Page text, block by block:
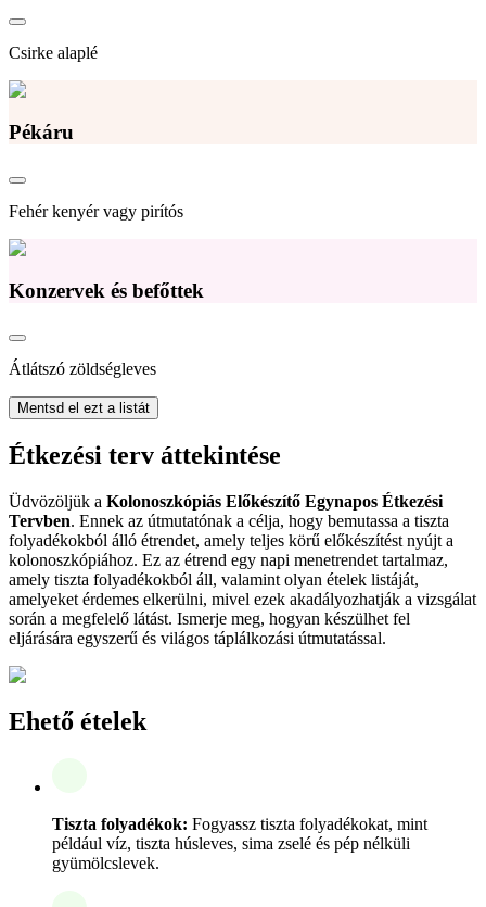
Csirke alaplé
Pékáru
Fehér kenyér vagy pirítós
Konzervek és befőttek
Átlátszó zöldségleves
Mentsd el ezt a listát
Étkezési terv áttekintése
Üdvözöljük a Kolonoszkópiás Előkészítő Egynapos Étkezési
Tervben. Ennek az útmutatónak a célja, hogy bemutassa a tiszta
folyadékokból álló étrendet, amely teljes körű előkészítést nyújt a
kolonoszkópiához. Ez az étrend egy napi menetrendet tartalmaz,
amely tiszta folyadékokból áll, valamint olyan ételek listáját,
amelyeket érdemes elkerülni, mivel ezek akadályozhatják a vizsgálat
során a megfelelő látást. Ismerje meg, hogyan készülhet fel
eljárására egyszerű és világos táplálkozási útmutatással.
Ehető ételek
Tiszta folyadékok: Fogyassz tiszta folyadékokat, mint
például víz, tiszta húsleves, sima zselé és pép nélküli
gyümölcslevek.